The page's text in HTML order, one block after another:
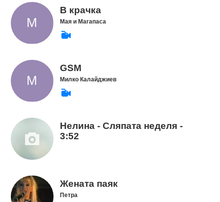
В крачка
Мая и Магапаса
GSM
Милко Калайджиев
Нелина - Сляпата неделя -
3:52
Жената паяк
Петра